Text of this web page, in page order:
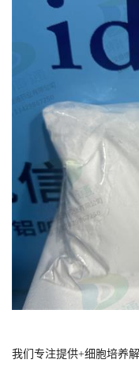
我们专注提供+细胞培养